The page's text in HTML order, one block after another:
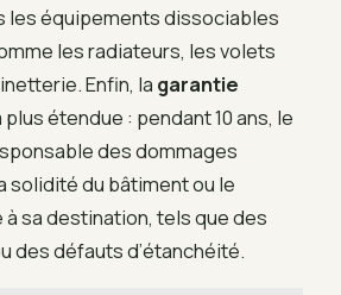
les équipements dissociables
les radiateurs, les volets
Enfin, la garantie
étendue : pendant 10 ans, le
des dommages
solidité du bâtiment ou le
sa destination, tels que des
des défauts d’étanchéité.